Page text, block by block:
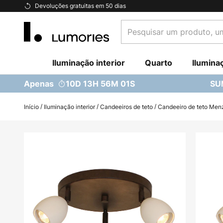
Devoluções gratuitas em 50 dias
Ir
Conteúdo
um
uma
categoria...
Iluminação interior Quarto
Apenas 10D 13H 56M 00S
Início Iluminação interior Candeeiros de teto Candeeiro de teto
Galeria